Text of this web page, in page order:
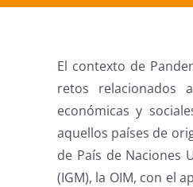
El contexto de
retos relacionados
económicas y
aquellos países de
de País de Naciones
(IGM), la OIM, con el